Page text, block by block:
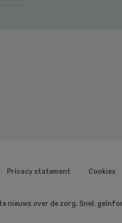
Privacy statement Cookies
nieuws over de zorg. Snel,